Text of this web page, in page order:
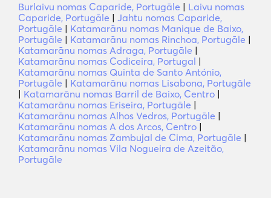
Burlaivu nomas Caparide, Portugāle | Laivu nomas
Caparide, Portugāle | Jahtu nomas Caparide,
Portugāle | Katamarānu nomas Manique de Baixo,
Portugāle | Katamarānu nomas Rinchoa, Portugāle |
Katamarānu nomas Adraga, Portugāle |
Katamarānu nomas Codiceira, Portugal |
Katamarānu nomas Quinta de Santo António,
Portugāle | Katamarānu nomas Lisabona, Portugāle
| Katamarānu nomas Barril de Baixo, Centro |
Katamarānu nomas Eriseira, Portugāle |
Katamarānu nomas Alhos Vedros, Portugāle |
Katamarānu nomas A dos Arcos, Centro |
Katamarānu nomas Zambujal de Cima, Portugāle |
Katamarānu nomas Vila Nogueira de Azeitão,
Portugāle